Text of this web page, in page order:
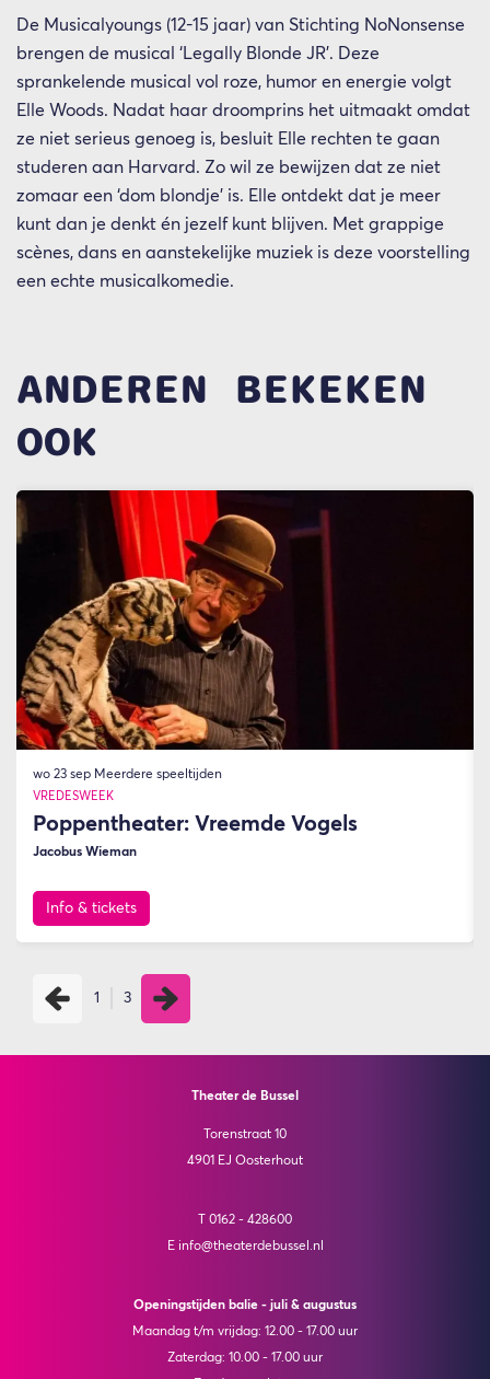
De Musicalyoungs (12-15 jaar) van Stichting NoNonsense
brengen de musical ‘Legally Blonde JR’. Deze
sprankelende musical vol roze, humor en energie volgt
Elle Woods. Nadat haar droomprins het uitmaakt omdat
ze niet serieus genoeg is, besluit Elle rechten te gaan
studeren aan Harvard. Zo wil ze bewijzen dat ze niet
zomaar een ‘dom blondje’ is. Elle ontdekt dat je meer
kunt dan je denkt én jezelf kunt blijven. Met grappige
scènes, dans en aanstekelijke muziek is deze voorstelling
een echte musicalkomedie.
ANDEREN BEKEKEN
OOK
Poppentheater: Vreemde Vogels
Jacobus Wieman
VREDESWEEK
wo 23 sep Meerdere speeltijden
Info & tickets
1 3
Theater de Bussel
Torenstraat 10
4901 EJ Oosterhout
T 0162 - 428600
E info@theaterdebussel.nl
Openingstijden balie - juli & augustus
Maandag t/m vrijdag: 12.00 - 17.00 uur
Zaterdag: 10.00 - 17.00 uur